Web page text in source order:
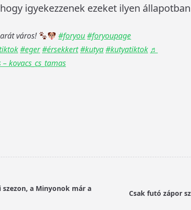
igyekezzenek ezeket ilyen
város! #foryou #foryoupage
#eger#érsekkert#kutya#kutyatiktok ♬
kovacs_cs_tamas
szezon, a Minyonok már a
Csak futó zápor